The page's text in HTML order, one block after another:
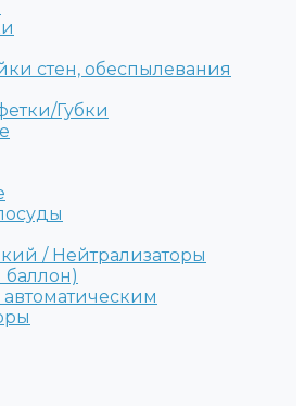
стен, обеспылевания
Губки
/ Нейтрализаторы
баллон)